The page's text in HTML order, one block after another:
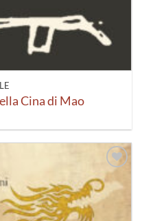
Cina di Mao
Aggiungi
alla lista
dei
desideri